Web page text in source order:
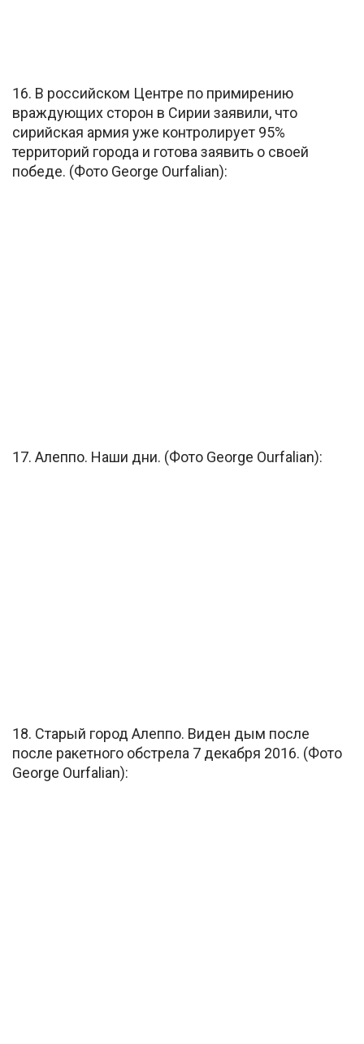
16. В российском Центре по примирению
враждующих сторон в Сирии заявили, что
сирийская армия уже контролирует 95%
территорий города и готова заявить о своей
победе. (Фото George Ourfalian):
17. Алеппо. Наши дни. (Фото George Ourfalian):
18. Старый город Алеппо. Виден дым после
после ракетного обстрела 7 декабря 2016. (Фото
George Ourfalian):